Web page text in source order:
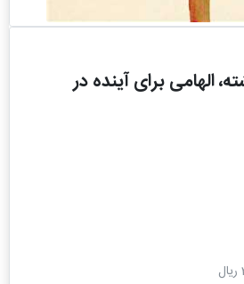
الهامی برای آینده در